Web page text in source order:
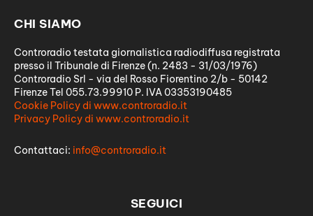
CHI SIAMO
Controradio testata giornalistica radiodiffusa registrata
presso il Tribunale di Firenze (n. 2483 - 31/03/1976)
Controradio Srl - via del Rosso Fiorentino 2/b - 50142
Firenze Tel 055.73.99910 P. IVA 03353190485
Cookie Policy di www.controradio.it
Privacy Policy di www.controradio.it
Contattaci: info@controradio.it
SEGUICI